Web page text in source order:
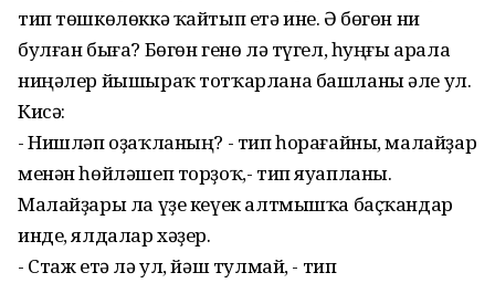
тип төшкөлөккә ҡайтып етә ине. Ә бөгөн ни
булған быға? Бөгөн генө лә түгел, һуңғы арала
ниңәлер йышыраҡ тотҡарлана башланы әле ул.
Кисә:
- Нишләп оҙаҡланың? - тип һорағайны, малайҙар
менән һөйләшеп торҙоҡ,- тип яуапланы.
Малайҙары ла үҙе кеүек алтмышҡа баҫҡандар
инде, ялдалар хәҙер.
- Стаж етә лә ул, йәш тулмай, - тип